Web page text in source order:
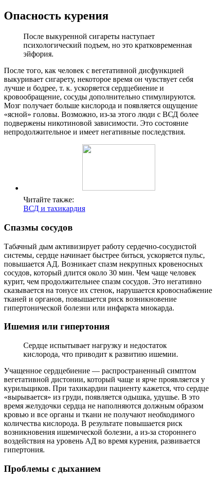
Опасность курения
После выкуренной сигареты наступает
психологический подъем, но это кратковременная
эйфория.
После того, как человек с вегетативной дисфункцией
выкуривает сигарету, некоторое время он чувствует себя
лучше и бодрее, т. к. ускоряется сердцебиение и
кровообращение, сосуды дополнительно стимулируются.
Мозг получает больше кислорода и появляется ощущение
«ясной» головы. Возможно, из-за этого люди с ВСД более
подвержены никотиновой зависимости. Это состояние
непродолжительное и имеет негативные последствия.
Читайте также:
ВСД и тахикардия
Спазмы сосудов
Табачный дым активизирует работу сердечно-сосудистой
системы, сердце начинает быстрее биться, ускоряется пульс,
повышается АД. Возникает спазм некрупных кровеносных
сосудов, который длится около 30 мин. Чем чаще человек
курит, чем продолжительнее спазм сосудов. Это негативно
сказывается на тонусе их стенок, нарушается кровоснабжение
тканей и органов, повышается риск возникновение
гипертонической болезни или инфаркта миокарда.
Ишемия или гипертония
Сердце испытывает нагрузку и недостаток
кислорода, что приводит к развитию ишемии.
Учащенное сердцебиение ― распространенный симптом
вегетативной дистонии, который чаще и ярче проявляется у
курильщиков. При тахикардии пациенту кажется, что сердце
«вырывается» из груди, появляется одышка, удушье. В это
время желудочки сердца не наполняются должным образом
кровью и все органы и ткани не получают необходимого
количества кислорода. В результате повышается риск
возникновения ишемической болезни, а из-за стороннего
воздействия на уровень АД во время курения, развивается
гипертония.
Проблемы с дыханием